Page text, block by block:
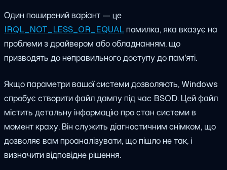
Один поширений варіант — це
IRQL_NOT_LESS_OR_EQUALпомилка, яка вказує на
проблеми з драйвером або обладнанням, що
призводять до неправильного доступу до пам'яті.
Якщо параметри вашої системи дозволяють, Windows
спробує створити файл дампу під час BSOD. Цей файл
містить детальну інформацію про стан системи в
момент краху. Він служить діагностичним снімком, що
дозволяє вам проаналізувати, що пішло не так, і
визначити відповідне рішення.